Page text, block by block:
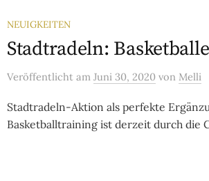
NEUIGKEITEN
Stadtradeln:
Veröffentlicht am Juni 30, 2020 von Melli
Stadtradeln-Aktion als perfekte
Basketballtraining ist derzeit durch die